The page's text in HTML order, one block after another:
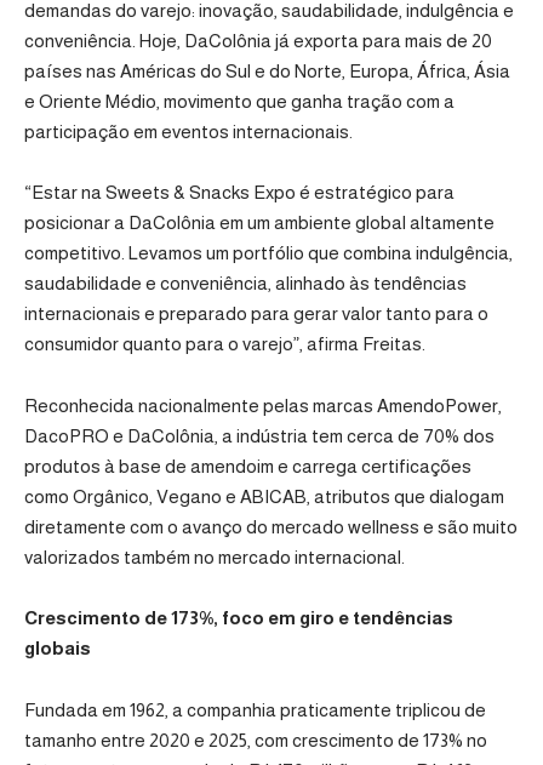
demandas do varejo: inovação, saudabilidade, indulgência e
conveniência. Hoje, DaColônia já exporta para mais de 20
países nas Américas do Sul e do Norte, Europa, África, Ásia
e Oriente Médio, movimento que ganha tração com a
participação em eventos internacionais.
“Estar na Sweets & Snacks Expo é estratégico para
posicionar a DaColônia em um ambiente global altamente
competitivo. Levamos um portfólio que combina indulgência,
saudabilidade e conveniência, alinhado às tendências
internacionais e preparado para gerar valor tanto para o
consumidor quanto para o varejo”, afirma Freitas.
Reconhecida nacionalmente pelas marcas AmendoPower,
DacoPRO e DaColônia, a indústria tem cerca de 70% dos
produtos à base de amendoim e carrega certificações
como Orgânico, Vegano e ABICAB, atributos que dialogam
diretamente com o avanço do mercado wellness e são muito
valorizados também no mercado internacional.
Crescimento de 173%, foco em giro e tendências
globais
Fundada em 1962, a companhia praticamente triplicou de
tamanho entre 2020 e 2025, com crescimento de 173% no